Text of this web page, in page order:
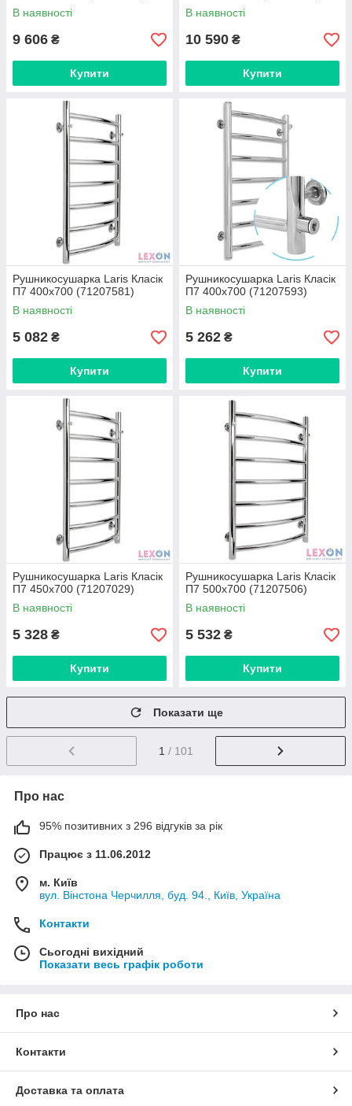
В наявності
9 606 ₴
Купити
В наявності
10 590 ₴
Купити
Рушникосушарка Laris Класік
П7 400х700 (71207581)
В наявності
5 082 ₴
Купити
Рушникосушарка Laris Класік
П7 400х700 (71207593)
В наявності
5 262 ₴
Купити
Рушникосушарка Laris Класік
П7 450х700 (71207029)
В наявності
5 328 ₴
Купити
Рушникосушарка Laris Класік
П7 500x700 (71207506)
В наявності
5 532 ₴
Купити
Показати ще
1 / 101
Про нас
95% позитивних з 296 відгуків за рік
Працює з 11.06.2012
м. Київ
вул. Вінстона Черчилля, буд. 94., Київ, Україна
Контакти
Сьогодні вихідний
Показати весь графік роботи
Про нас
Контакти
Доставка та оплата